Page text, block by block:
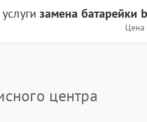
замена батарейки
Цена
центра